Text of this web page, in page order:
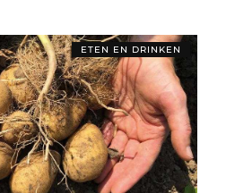
ETEN EN DRINKEN